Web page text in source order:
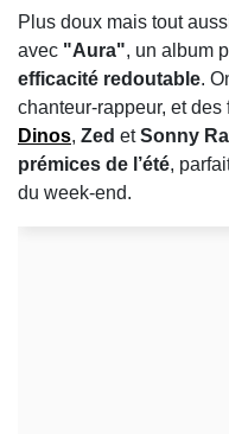
Plus doux mais tout
avec "Aura", un album
efficacité redoutable.
chanteur-rappeur, et
Dinos, Zed etSonny
prémices de l’été,
du week-end.